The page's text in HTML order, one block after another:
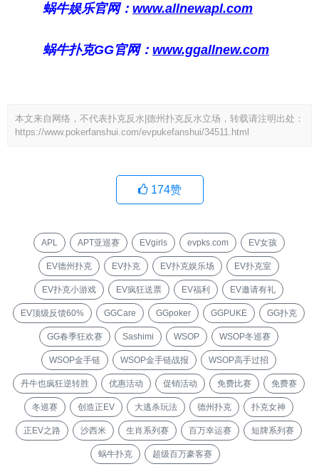
蜗牛娱乐官网： www.allnewapl.com
蜗牛扑克GG官网： www.ggallnew.com
本文来自网络，不代表扑克反水|德州扑克反水立场，转载请注明出处：
https://www.pokerfanshui.com/evpukefanshui/34511.html
174赞
APL APT亚巡赛 EVgirls evpks.com EV女孩
EV德州扑克 EV扑克 EV扑克娱乐场 EV扑克室
EV扑克小游戏 EV疯狂送票 EV福利 EV邀请有礼
EV顶级反馈60% GGCare GGpoker GGPUKE GG扑克
GG春季狂欢赛 Sashimi WSOP WSOP冬巡赛
WSOP金手链 WSOP金手链战报 WSOP高手过招
丹牛也疯狂逆转胜 优惠活动 促销活动 免费比赛 免费赛
冬巡赛 创造正EV 大逃杀玩法 德州扑克 扑克女神
正EV之路 沙西米 生肖系列赛 百万幸运赛 短牌系列赛
蜗牛扑克 超级百万豪客赛